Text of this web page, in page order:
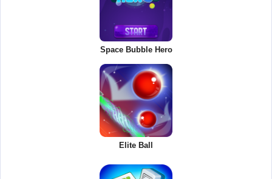
Space Bubble Hero
Elite Ball